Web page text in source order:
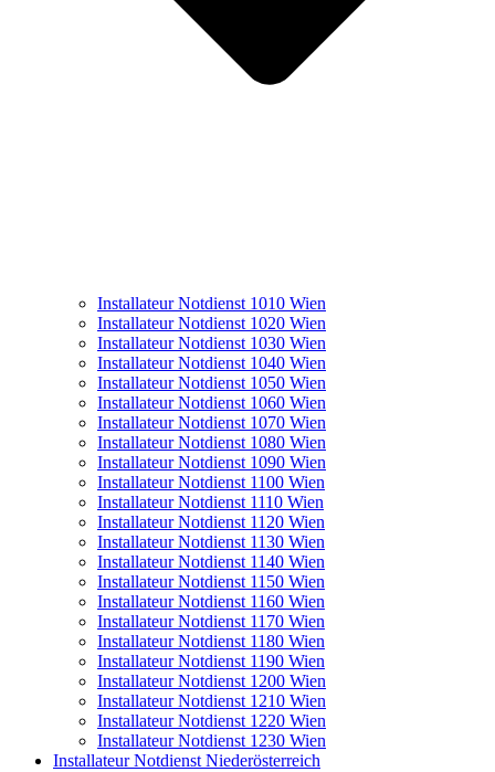
Installateur Notdienst 1010 Wien
Installateur Notdienst 1020 Wien
Installateur Notdienst 1030 Wien
Installateur Notdienst 1040 Wien
Installateur Notdienst 1050 Wien
Installateur Notdienst 1060 Wien
Installateur Notdienst 1070 Wien
Installateur Notdienst 1080 Wien
Installateur Notdienst 1090 Wien
Installateur Notdienst 1100 Wien
Installateur Notdienst 1110 Wien
Installateur Notdienst 1120 Wien
Installateur Notdienst 1130 Wien
Installateur Notdienst 1140 Wien
Installateur Notdienst 1150 Wien
Installateur Notdienst 1160 Wien
Installateur Notdienst 1170 Wien
Installateur Notdienst 1180 Wien
Installateur Notdienst 1190 Wien
Installateur Notdienst 1200 Wien
Installateur Notdienst 1210 Wien
Installateur Notdienst 1220 Wien
Installateur Notdienst 1230 Wien
Installateur Notdienst Niederösterreich